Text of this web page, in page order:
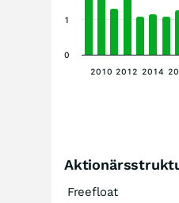
2010 2012 2014
0
1
Freefloat